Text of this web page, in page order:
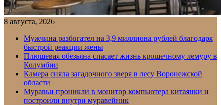
8 августа, 2026
Мужчина разбогател на 3,9 миллиона рублей благодаря
быстрой реакции жены
Плюшевая обезьяна спасает жизнь крошечному лемуру в
Колумбии
Камера сняла загадочного зверя в лесу Воронежской
области
Муравьи проникли в монитор компьютера китаянки и
построили внутри муравейник